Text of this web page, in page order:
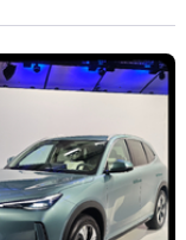
avoir le cœur